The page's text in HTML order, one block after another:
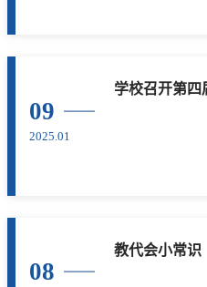
09
2025.01
08
教代会小常识